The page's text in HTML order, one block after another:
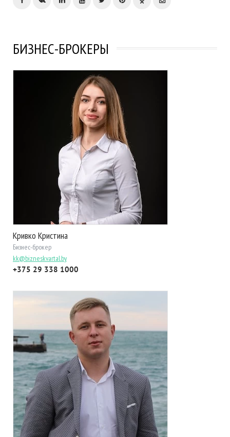
БИЗНЕС-БРОКЕРЫ
Кривко Кристина
Бизнес-брокер
kk@bizneskvartal.by
+375 29 338 1000